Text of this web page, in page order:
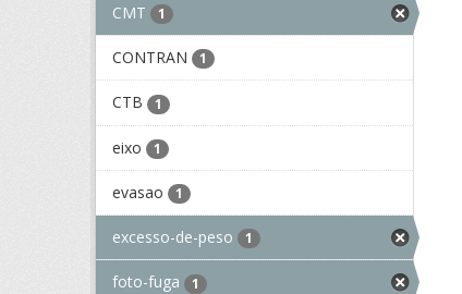
CMT 1
CONTRAN 1
CTB 1
eixo 1
evasao 1
excesso-de-peso 1
foto-fuga 1